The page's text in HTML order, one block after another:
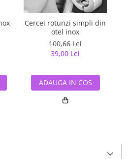
Cercei rotunzi simpli din
otel inox
100,66 Lei
39,00 Lei
ADAUGA IN COS